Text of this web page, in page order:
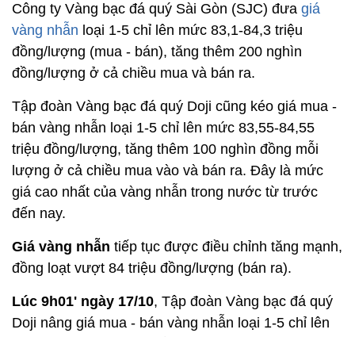
Công ty Vàng bạc đá quý Sài Gòn (SJC) đưa giá
vàng nhẫn loại 1-5 chỉ lên mức 83,1-84,3 triệu
đồng/lượng (mua - bán), tăng thêm 200 nghìn
đồng/lượng ở cả chiều mua và bán ra.
Tập đoàn Vàng bạc đá quý Doji cũng kéo giá mua -
bán vàng nhẫn loại 1-5 chỉ lên mức 83,55-84,55
triệu đồng/lượng, tăng thêm 100 nghìn đồng mỗi
lượng ở cả chiều mua vào và bán ra. Đây là mức
giá cao nhất của vàng nhẫn trong nước từ trước
đến nay.
Giá vàng nhẫn tiếp tục được điều chỉnh tăng mạnh,
đồng loạt vượt 84 triệu đồng/lượng (bán ra).
Lúc 9h01' ngày 17/10, Tập đoàn Vàng bạc đá quý
Doji nâng giá mua - bán vàng nhẫn loại 1-5 chỉ lên